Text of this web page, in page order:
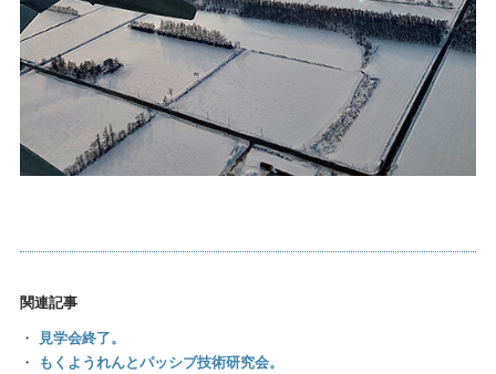
関連記事
・
見学会終了。
・
もくようれんとパッシブ技術研究会。